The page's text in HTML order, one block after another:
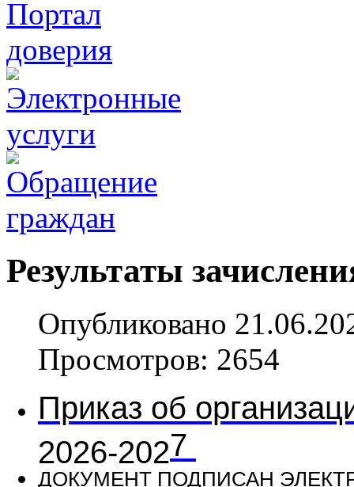
Результаты
Опубликовано
Просмотров: 2654
Приказ об
2026-2027
ДОКУМЕНТ ПОДПИСАН